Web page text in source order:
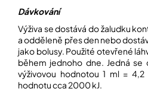
Dávkování
Výživa se dostává do žaludku
a odděleně přes den nebo
jako bolusy. Použité otevřené
během jednoho dne. Jedná
výživovou hodnotou 1 ml =
hodnotu cca 2000 kJ.